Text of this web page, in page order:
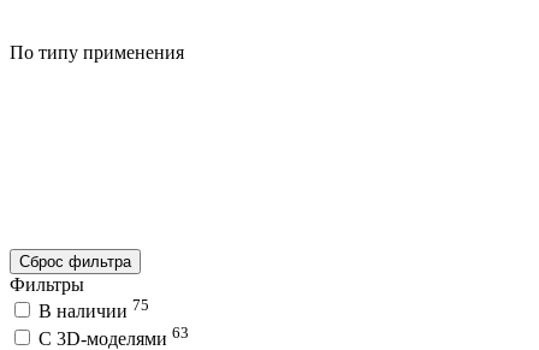
По типу применения
Сброс фильтра
Фильтры
В наличии 75
C 3D-моделями 63